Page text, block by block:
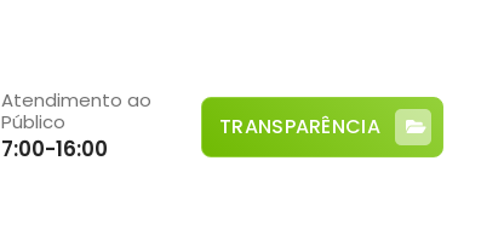
Atendimento ao
Público
7:00-16:00
TRANSPARÊNCIA